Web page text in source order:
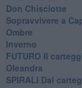
Don Chisciotte
Sopravvivere a
Ombre
Inverno
FUTURO Il
Oleandra
SPIRALI Dal